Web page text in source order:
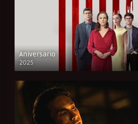
Aniversario
2025
FULL HD